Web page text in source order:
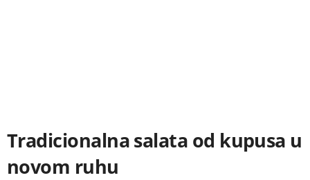
Tradicionalna salata od kupusa u
novom ruhu